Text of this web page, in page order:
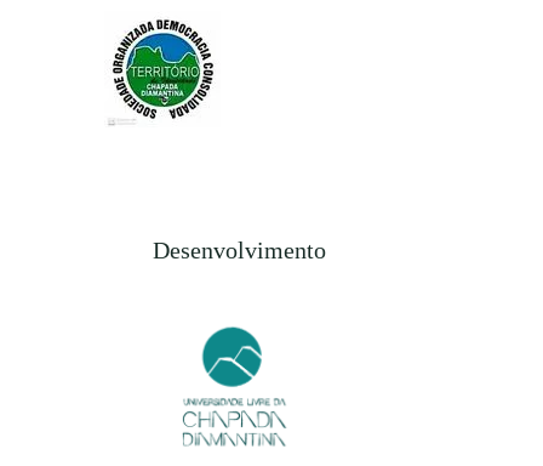
Desenvolvimento